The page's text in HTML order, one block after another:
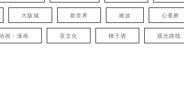
大阪城 新世界 难波 心斋桥
画・漫画 亚文化 梯子酒 观光路线